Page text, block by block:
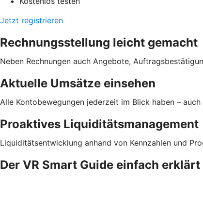
Jetzt registrieren
Rechnungsstellung leicht gemacht
Neben Rechnungen auch Angebote,
Aktuelle Umsätze einsehen
Alle Kontobewegungen jederzeit im Blick haben –
Proaktives Liquiditätsmanagement
Liquiditätsentwicklung anhand von Kennzahlen und
Der VR Smart Guide einfach erklärt